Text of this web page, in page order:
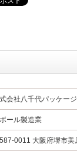
会社八千代パッケージ
ール製造業
0011 大阪府堺市